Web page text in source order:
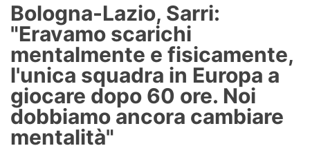
Formello
Infortuni
Primavera
Calciomercato
Lazio Women
Bologna-Lazio, Sarri:
"Eravamo scarichi
mentalmente e fisicamente,
l'unica squadra in Europa a
giocare dopo 60 ore. Noi
dobbiamo ancora cambiare
mentalità"